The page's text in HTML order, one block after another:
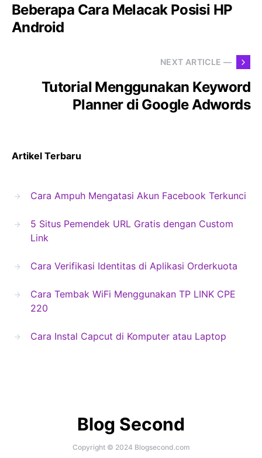
Beberapa Cara Melacak Posisi HP
Android
NEXT ARTICLE —
Tutorial Menggunakan Keyword
Planner di Google Adwords
Artikel Terbaru
Cara Ampuh Mengatasi Akun Facebook Terkunci
5 Situs Pemendek URL Gratis dengan Custom
Link
Cara Verifikasi Identitas di Aplikasi Orderkuota
Cara Tembak WiFi Menggunakan TP LINK CPE
220
Cara Instal Capcut di Komputer atau Laptop
Blog Second
Copyright © 2024 Blogsecond.com